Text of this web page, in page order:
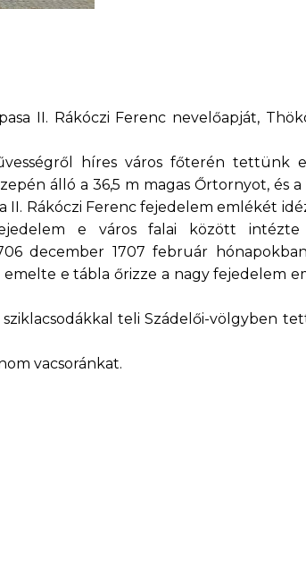
II. Rákóczi Ferenc nevelőapját,
híres város főterén tettünk
álló a 36,5 m magas Őrtornyot, és
Rákóczi Ferenc fejedelem emlékét
e város falai között intézte
december 1707 február
e tábla őrizze a nagy fejedelem
teli Szádelői-völgyben
vacsoránkat.